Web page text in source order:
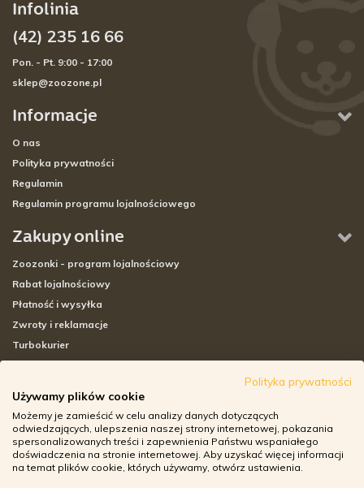
Informacje
O nas
Polityka prywatności
Regulamin
Regulamin programu lojalnościowego
Zakupy online
Zoozonki - program lojalnościowy
Rabat lojalnościowy
Płatność i wysyłka
Zwroty i reklamacje
Turbokurier
Adresy sklepów stacjonarnych
Godziny otwarcia sklepów
Aplikacja zoozone.pl
Zwroty i reklamacje
Infolinia
(42) 235 16 66
Pon. - Pt. 9:00 - 17:00
sklep@zoozone.pl
Polityka prywatności
Używamy plików cookie
Możemy je zamieścić w celu analizy danych dotyczących
odwiedzających, ulepszenia naszej strony internetowej, pokazania
spersonalizowanych treści i zapewnienia Państwu wspaniałego
doświadczenia na stronie internetowej. Aby uzyskać więcej informacji
na temat plików cookie, których używamy, otwórz ustawienia.